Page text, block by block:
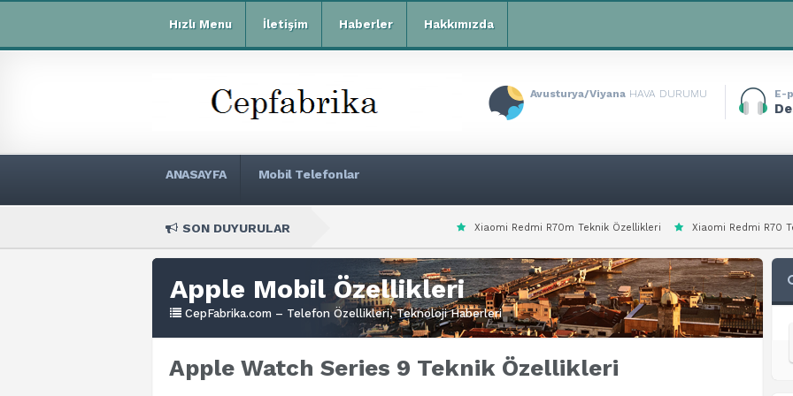
Hızlı Menu İletişim Haberler Hakkımızda
Avusturya/Viyana HAVA DURUMU E-
ANASAYFA Mobil Telefonlar
SON DUYURULAR Xiaomi Redmi R70m Teknik Özellikleri Xiaomi Redmi R70 Teknik Özellikleri
Apple Mobil Özellikleri
CepFabrika.com – Telefon Özellikleri, Teknoloji Haberleri
Apple Watch Series 9 Teknik Özellikleri